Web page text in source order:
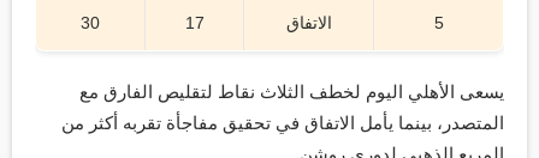
5 الاتفاق 17
30
يسعى الأهلي اليوم لخطف الثلاث نقاط لتقليص الفارق مع
المتصدر، بينما يأمل الاتفاق في تحقيق مفاجأة تقربه أكثر من